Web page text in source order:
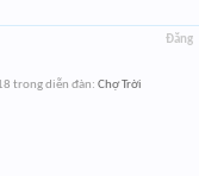
Đăng
trong diễn đàn: Chợ Trời